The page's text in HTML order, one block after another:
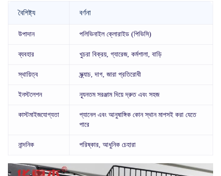
বৈশিষ্ট্য বর্ণনা
উপাদান পলিভিনাইল ক্লোরাইড (পিভিসি)
ব্যবহার খুচরা বিক্রয়, গ্যারেজ, কর্মশালা, বাড়ি
স্থায়িত্ব স্ক্র্যাচ, দাগ, জারা প্রতিরোধী
ইনস্টলেশন ন্যূনতম সরঞ্জাম দিয়ে দ্রুত এবং সহজ
কাস্টমাইজযোগ্যতা
প্যানেল এবং আনুষাঙ্গিক কোন স্থান মাপসই করা যেতে
পারে
নান্দনিক পরিষ্কার, আধুনিক চেহারা